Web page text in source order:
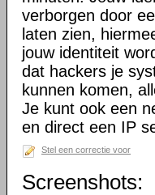
verborgen door
laten zien,
jouw identiteit
dat hackers je
kunnen komen,
Je kunt ook een
en direct een IP
Stel een correctie voor
Screenshots: